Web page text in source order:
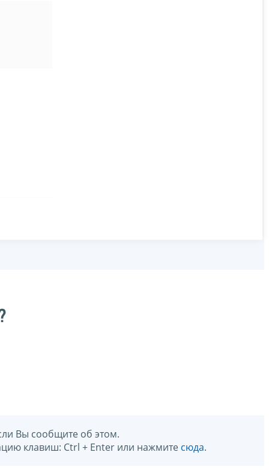
Вы сообщите об этом.
клавиш: Ctrl + Enter или нажмите сюда.